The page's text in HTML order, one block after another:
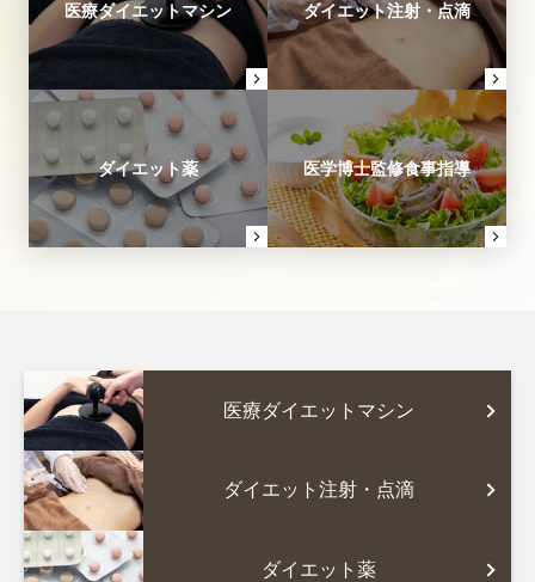
医療ダイエットマシン ダイエット注射・点滴
ダイエット薬 医学博士監修食事指導
医療ダイエットマシン
ダイエット注射・点滴
ダイエット薬